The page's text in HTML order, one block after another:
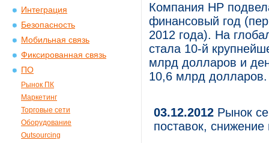
Интеграция
Безопасность
Мобильная связь
Фиксированная связь
ПО
Рынок ПК
Маркетинг
Торговые сети
Оборудование
Outsourcing
Компания HP
финансовый год
2012 года). На
стала 10-й
млрд долларов и
10,6 млрд долларов.
03.12.2012 Рынок
поставок, снижение